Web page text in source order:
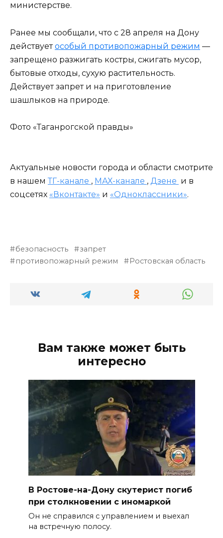
министерстве.
Ранее мы сообщали, что с 28 апреля на Дону
действуетособый противопожарный режим —
запрещено разжигать костры, сжигать мусор,
бытовые отходы, сухую растительность.
Действует запрет и на приготовление
шашлыков на природе.
Фото «Таганрогской правды»
Актуальные новости города и области смотрите
в нашем ТГ-канале , МАХ-канале , Дзене и в
соцсетях «Вконтакте» и «Одноклассники».
безопасность
запрет
противопожарный режим
Ростовская область
Вам также может быть
интересно
В Ростове-на-Дону скутерист погиб
при столкновении с иномаркой
Он не справился с управлением и выехал
на встречную полосу.